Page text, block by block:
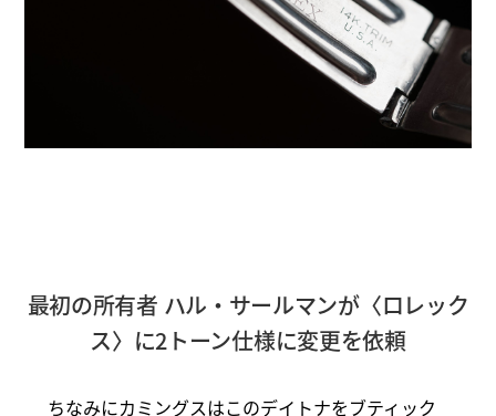
最初の所有者 ハル・サールマンが〈ロレック
ス〉に2トーン仕様に変更を依頼
ちなみにカミングスはこのデイトナをブティック